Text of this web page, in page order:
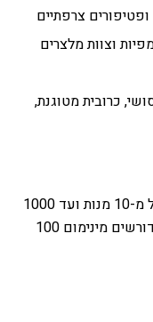
צרפתיים
וצוות מלצרים
כרובית מטוגנת,
מ-10 מנות ועד 1000
מנות. תפריטי הפרימיום (170 ו-300 ש״ח) דורשים מינימום 100